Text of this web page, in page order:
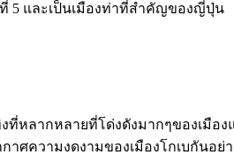
5 และเป็นเมืองท่าที่สำคัญของญี่ปุ่น
หลากหลายที่โด่งดังมากๆของเมือ
ศความงดงามของเมืองโกเบกันอย่า